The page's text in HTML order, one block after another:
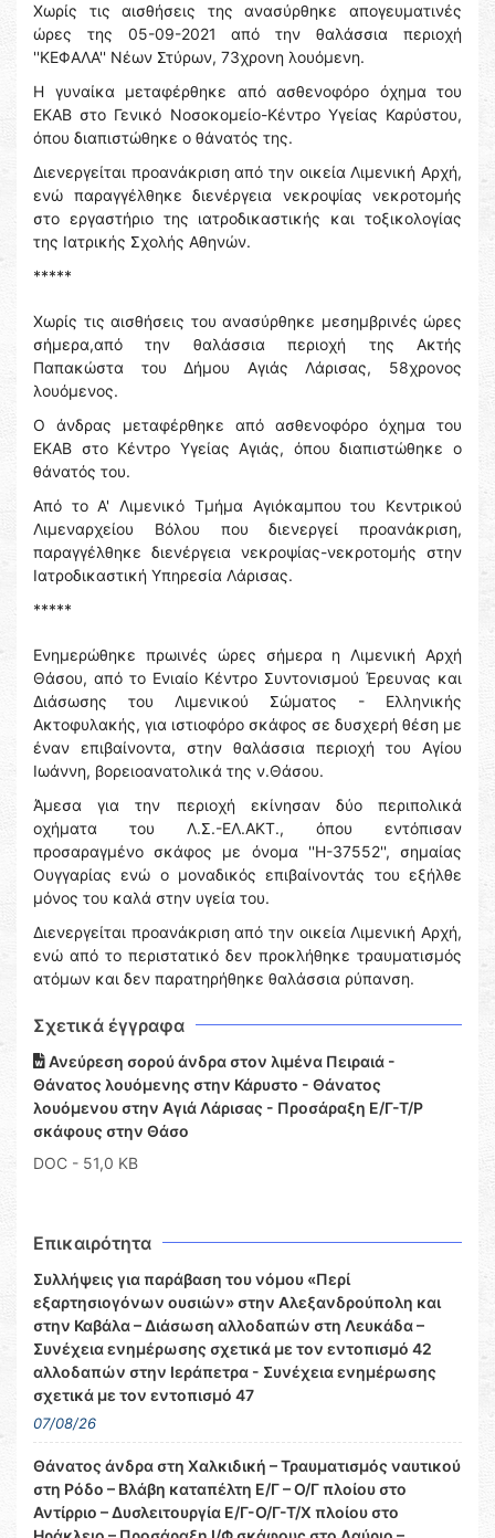
Χωρίς τις αισθήσεις της ανασύρθηκε απογευματινές
ώρες της 05-09-2021 από την θαλάσσια περιοχή
''ΚΕΦΑΛΑ'' Νέων Στύρων, 73χρονη λουόμενη.
Η γυναίκα μεταφέρθηκε από ασθενοφόρο όχημα του
ΕΚΑΒ στο Γενικό Νοσοκομείο-Κέντρο Υγείας Καρύστου,
όπου διαπιστώθηκε ο θάνατός της.
Διενεργείται προανάκριση από την οικεία Λιμενική Αρχή,
ενώ παραγγέλθηκε διενέργεια νεκροψίας νεκροτομής
στο εργαστήριο της ιατροδικαστικής και τοξικολογίας
της Ιατρικής Σχολής Αθηνών.
*****
Χωρίς τις αισθήσεις του ανασύρθηκε μεσημβρινές ώρες
σήμερα,από την θαλάσσια περιοχή της Ακτής
Παπακώστα του Δήμου Αγιάς Λάρισας, 58χρονος
λουόμενος.
Ο άνδρας μεταφέρθηκε από ασθενοφόρο όχημα του
ΕΚΑΒ στο Κέντρο Υγείας Αγιάς, όπου διαπιστώθηκε ο
θάνατός του.
Από το Α' Λιμενικό Τμήμα Αγιόκαμπου του Κεντρικού
Λιμεναρχείου Βόλου που διενεργεί προανάκριση,
παραγγέλθηκε διενέργεια νεκροψίας-νεκροτομής στην
Ιατροδικαστική Υπηρεσία Λάρισας.
*****
Ενημερώθηκε πρωινές ώρες σήμερα η Λιμενική Αρχή
Θάσου, από το Ενιαίο Κέντρο Συντονισμού Έρευνας και
Διάσωσης του Λιμενικού Σώματος - Ελληνικής
Ακτοφυλακής, για ιστιοφόρο σκάφος σε δυσχερή θέση με
έναν επιβαίνοντα, στην θαλάσσια περιοχή του Αγίου
Ιωάννη, βορειοανατολικά της ν.Θάσου.
Άμεσα για την περιοχή εκίνησαν δύο περιπολικά
οχήματα του Λ.Σ.-ΕΛ.ΑΚΤ., όπου εντόπισαν
προσαραγμένο σκάφος με όνομα ''Η-37552'', σημαίας
Ουγγαρίας ενώ ο μοναδικός επιβαίνοντάς του εξήλθε
μόνος του καλά στην υγεία του.
Διενεργείται προανάκριση από την οικεία Λιμενική Αρχή,
ενώ από το περιστατικό δεν προκλήθηκε τραυματισμός
ατόμων και δεν παρατηρήθηκε θαλάσσια ρύπανση.
Σχετικά έγγραφα
Ανεύρεση σορού άνδρα στον λιμένα Πειραιά -
Θάνατος λουόμενης στην Κάρυστο - Θάνατος
λουόμενου στην Αγιά Λάρισας - Προσάραξη Ε/Γ-Τ/Ρ
σκάφους στην Θάσο
DOC - 51,0 KB
Επικαιρότητα
Συλλήψεις για παράβαση του νόμου «Περί
εξαρτησιογόνων ουσιών» στην Αλεξανδρούπολη και
στην Καβάλα – Διάσωση αλλοδαπών στη Λευκάδα –
Συνέχεια ενημέρωσης σχετικά με τον εντοπισμό 42
αλλοδαπών στην Ιεράπετρα - Συνέχεια ενημέρωσης
σχετικά με τον εντοπισμό 47
07/08/26
Θάνατος άνδρα στη Χαλκιδική – Τραυματισμός ναυτικού
στη Ρόδο – Βλάβη καταπέλτη Ε/Γ – Ο/Γ πλοίου στο
Αντίρριο – Δυσλειτουργία Ε/Γ-Ο/Γ-Τ/Χ πλοίου στο